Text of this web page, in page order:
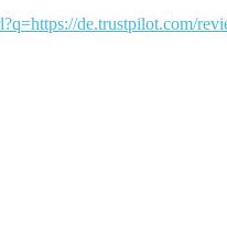
de.trustpilot.com/